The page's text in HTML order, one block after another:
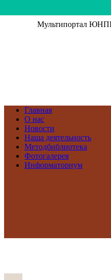
Мультипортал
Главная
О нас
Новости
Наша деятельность
Методбиблиотека
Фотогалерея
Информаториум